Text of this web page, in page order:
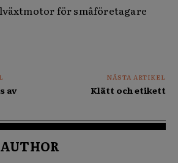
för småföretagare
av
NÄSTA ARTIKEL
Klätt och etikett